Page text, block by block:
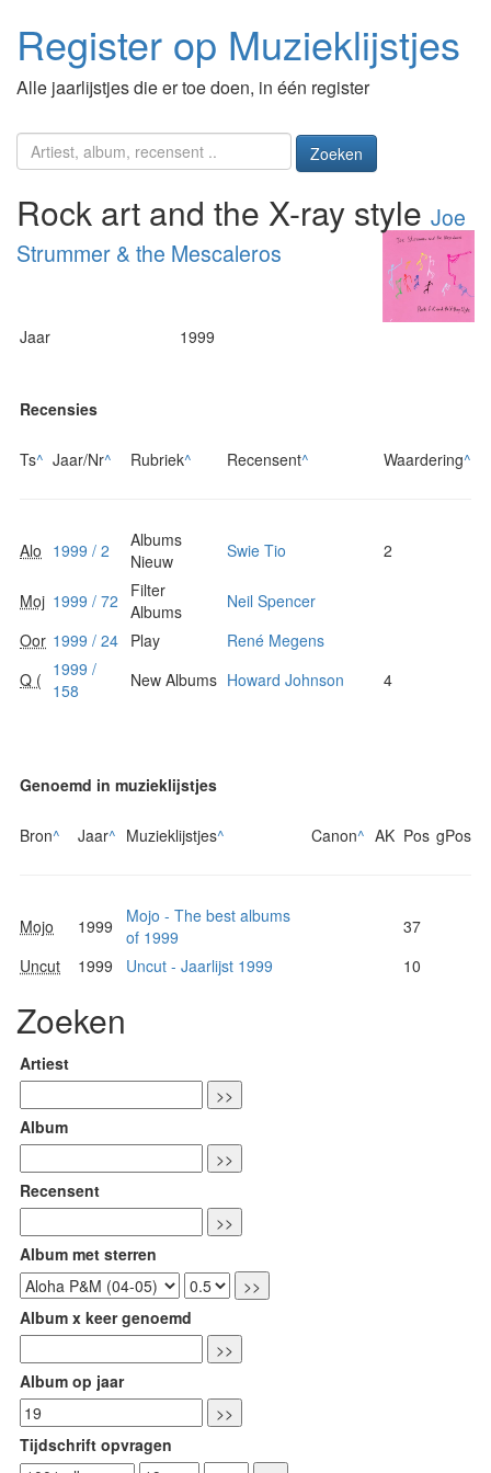
Register op Muzieklijstjes
Alle jaarlijstjes die er toe doen, in één register
Zoeken
Rock art and the X-ray style Joe
Strummer & the Mescaleros
Jaar 1999
Recensies
Ts^ Jaar/Nr^ Rubriek^ Recensent^ Waardering^
Alo 1999 / 2
Albums
Nieuw
Swie Tio 2
Moj 1999 / 72
Filter
Albums
Neil Spencer
Oor 1999 / 24 Play
René Megens
Q ( 1999 /
158
New Albums Howard Johnson 4
Genoemd in muzieklijstjes
Bron^ Jaar^ Muzieklijstjes^ Canon^ AK Pos gPos
Mojo 1999
Mojo - The best albums
of 1999
37
Uncut
1999 Uncut - Jaarlijst 1999 10
Zoeken
Artiest
Album
Recensent
Album met sterren
Album x keer genoemd
Album op jaar
Tijdschrift opvragen